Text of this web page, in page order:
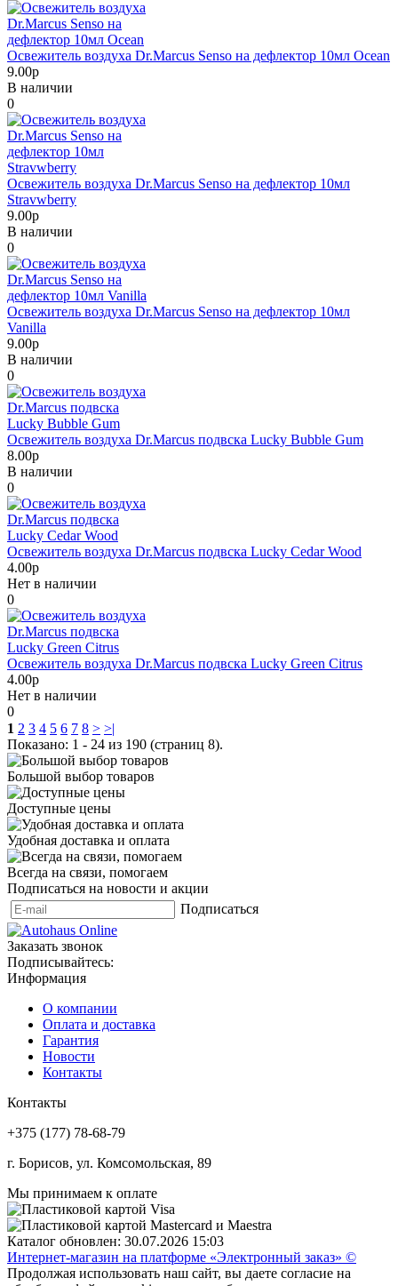
Освежитель воздуха Dr.Marcus Senso на дефлектор 10мл Ocean
9.00р
В наличии
0
Освежитель воздуха Dr.Marcus Senso на дефлектор 10мл
Stravwberry
9.00р
В наличии
0
Освежитель воздуха Dr.Marcus Senso на дефлектор 10мл
Vanilla
9.00р
В наличии
0
Освежитель воздуха Dr.Marcus подвска Lucky Bubble Gum
8.00р
В наличии
0
Освежитель воздуха Dr.Marcus подвска Lucky Cedar Wood
4.00р
Нет в наличии
0
Освежитель воздуха Dr.Marcus подвска Lucky Green Citrus
4.00р
Нет в наличии
0
1 2 3 4 5 6 7 8 > >|
Показано: 1 - 24 из 190 (страниц 8).
Большой выбор товаров
Доступные цены
Удобная доставка и оплата
Всегда на связи, помогаем
Подписаться на новости и акции
Подписаться
Заказать звонок
Подписывайтесь:
Информация
О компании
Оплата и доставка
Гарантия
Новости
Контакты
Контакты
+375 (177) 78-68-79
г. Борисов, ул. Комсомольская, 89
Мы принимаем к оплате
Каталог обновлен: 30.07.2026 15:03
Интернет-магазин на платформе «Электронный заказ» ©
Продолжая использовать наш сайт, вы даете согласие на